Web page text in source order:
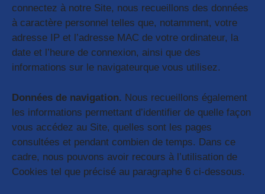
connectez à notre Site, nous recueillons des données
à caractère personnel telles que, notamment, votre
adresse IP et l’adresse MAC de votre ordinateur, la
date et l’heure de connexion, ainsi que des
informations sur le navigateurque vous utilisez.
Données de navigation. Nous recueillons également
les informations permettant d’identifier de quelle façon
vous accédez au Site, quelles sont les pages
consultées et pendant combien de temps. Dans ce
cadre, nous pouvons avoir recours à l’utilisation de
Cookies tel que précisé au paragraphe 6 ci-dessous.